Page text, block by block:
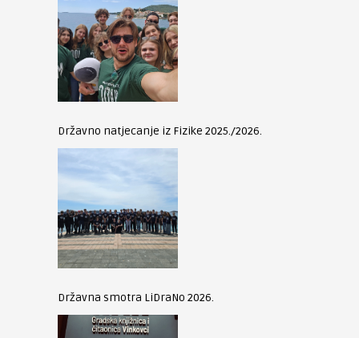
Državno natjecanje iz Fizike 2025./2026.
Državna smotra LiDraNo 2026.